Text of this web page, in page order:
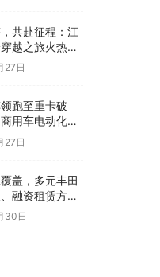
共赴征程：江
越之旅火热招
27日
跑至重卡破
用车电动化的
27日
盖，多元丰田
融资租赁方案
暖
30日